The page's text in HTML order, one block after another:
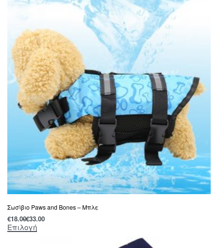
Σωσίβιο Paws and Bones – Μπλε
€18.00€33.00
Επιλογή